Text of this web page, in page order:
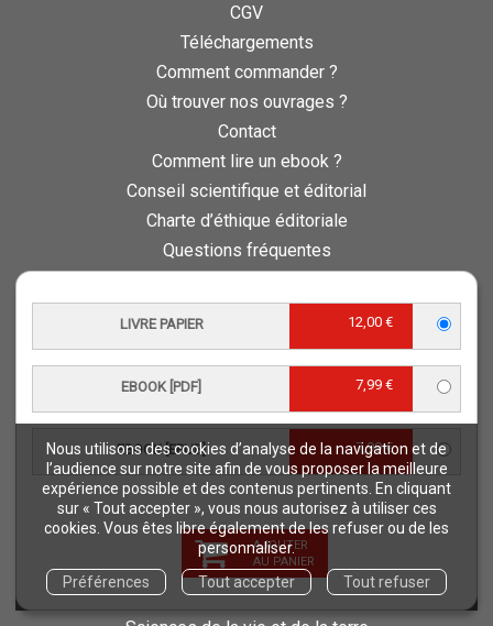
Nous utilisons des cookies d’analyse de la navigation et de
l’audience sur notre site afin de vous proposer la meilleure
expérience possible et des contenus pertinents. En cliquant
sur « Tout accepter », vous nous autorisez à utiliser ces
cookies. Vous êtes libre également de les refuser ou de les
personnaliser.
Préférences
Tout accepter Tout refuser
LIVRE PAPIER 12,00 €
EBOOK [PDF] 7,99 €
EBOOK [EPUB] 7,99 €
AJOUTER
AU PANIER
CGV
Téléchargements
Comment commander ?
Où trouver nos ouvrages ?
Contact
Comment lire un ebook ?
Conseil scientifique et éditorial
Charte d’éthique éditoriale
Questions fréquentes
QUAE RECRUTE
NOS THÉMATIQUES
Agriculture et productions végétales
Alimentation et nutrition humaine
Élevage et productions animales
Forêt et sylviculture
Milieux naturels et environnement
Pays du Sud
Pêche - Ressources aquatiques et aquacoles